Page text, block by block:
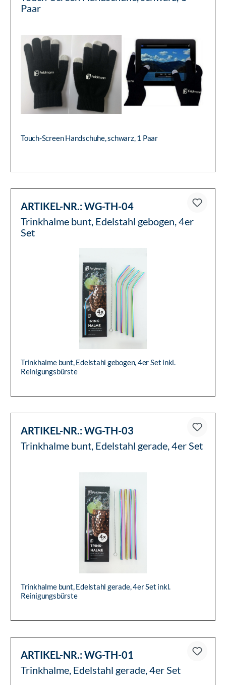
Paar
Touch-Screen Handschuhe, schwarz, 1 Paar
ARTIKEL-NR.:WG-TH-04
Trinkhalme bunt, Edelstahl gebogen, 4er
Set
Trinkhalme bunt, Edelstahl gebogen, 4er Set inkl.
Reinigungsbürste
ARTIKEL-NR.:WG-TH-03
Trinkhalme bunt, Edelstahl gerade, 4er Set
Trinkhalme bunt, Edelstahl gerade, 4er Set inkl.
Reinigungsbürste
ARTIKEL-NR.:WG-TH-01
Trinkhalme, Edelstahl gerade, 4er Set